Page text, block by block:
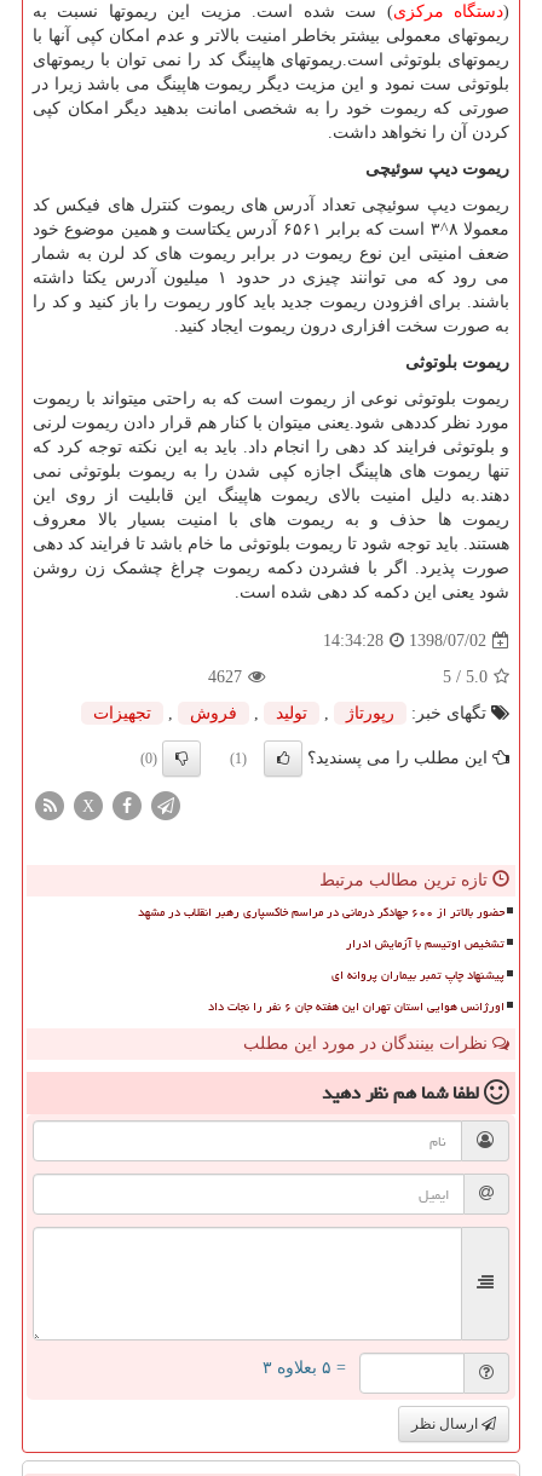
(دستگاه مرکزی) ست شده است. مزیت این ریموتها نسبت به
ریموتهای معمولی بیشتر بخاطر امنیت بالاتر و عدم امکان کپی آنها با
ریموتهای بلوتوثی است.ریموتهای هاپینگ کد را نمی توان با ریموتهای
بلوتوثی ست نمود و این مزیت دیگر ریموت هاپینگ می باشد زیرا در
صورتی که ریموت خود را به شخصی امانت بدهید دیگر امکان کپی
کردن آن را نخواهد داشت.
ریموت دیپ سوئیچی
ریموت دیپ سوئیچی تعداد آدرس های ریموت کنترل های فیکس کد
معمولا ۸^۳ است که برابر ۶۵۶۱ آدرس یکتاست و همین موضوع خود
ضعف امنیتی این نوع ریموت در برابر ریموت های کد لرن به شمار
می رود که می توانند چیزی در حدود ۱ میلیون آدرس یکتا داشته
باشند. برای افزودن ریموت جدید باید کاور ریموت را باز کنید و کد را
به صورت سخت افزاری درون ریموت ایجاد کنید.
ریموت بلوتوثی
ریموت بلوتوثی نوعی از ریموت است که به راحتی میتواند با ریموت
مورد نظر کددهی شود.یعنی میتوان با کنار هم قرار دادن ریموت لرنی
و بلوتوثی فرایند کد دهی را انجام داد. باید به این نکته توجه کرد که
تنها ریموت های هاپینگ اجازه کپی شدن را به ریموت بلوتوثی نمی
دهند.به دلیل امنیت بالای ریموت هاپینگ این قابلیت از روی این
ریموت ها حذف و به ریموت های با امنیت بسیار بالا معروف
هستند. باید توجه شود تا ریموت بلوتوثی ما خام باشد تا فرایند کد دهی
صورت پذیرد. اگر با فشردن دکمه ریموت چراغ چشمک زن روشن
شود یعنی این دکمه کد دهی شده است.
1398/07/02
14:34:28
5.0
/ 5
4627
تگهای خبر:
رپورتاژ , تولید , فروش , تجهیزات
این مطلب را می پسندید؟ (1)
(0)
X
تازه ترین مطالب مرتبط
حضور بالاتر از ۶۰۰ جهادگر درمانی در مراسم خاکسپاری رهبر انقلاب در مشهد
تشخیص اوتیسم با آزمایش ادرار
پیشنهاد چاپ تمبر بیماران پروانه ای
اورژانس هوایی استان تهران این هفته جان ۶ نفر را نجات داد
نظرات بینندگان در مورد این مطلب
لطفا شما همنظر دهید
= ۵ بعلاوه ۳
ارسال نظر